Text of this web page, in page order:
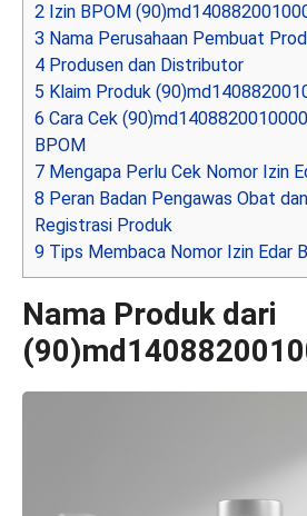
2 Izin BPOM
3 Nama Perusahaan Pembuat
4 Produsen dan Distributor
5 Klaim Produk
6 Cara Cek
BPOM
7 Mengapa Perlu Cek Nomor Izin
8 Peran Badan Pengawas Obat
Registrasi Produk
9 Tips Membaca Nomor Izin Edar
Nama Produk dari